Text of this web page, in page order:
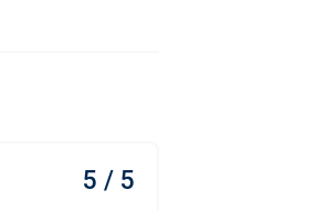
5 / 5